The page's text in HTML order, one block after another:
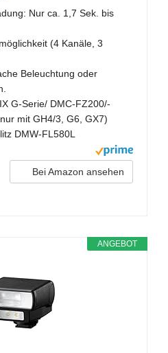
Nur ca. 1,7 Sek. bis
(4 Kanäle, 3
Beleuchtung oder
G-Serie/ DMC-FZ200/-
mit GH4/3, G6, GX7)
DMW-FL580L
Bei Amazon ansehen
ANGEBOT